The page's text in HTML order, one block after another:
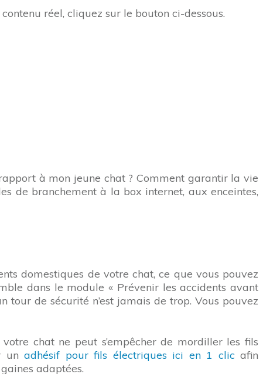
réel, cliquez sur le bouton ci-dessous.
à mon jeune chat ? Comment garantir la vie
de branchement à la box internet, aux enceintes,
domestiques de votre chat, ce que vous pouvez
dans le module « Prévenir les accidents avant
tour de sécurité n’est jamais de trop. Vous pouvez
chat ne peut s’empêcher de mordiller les fils
unadhésif pour fils électriques ici en 1 clic afin
adaptées.